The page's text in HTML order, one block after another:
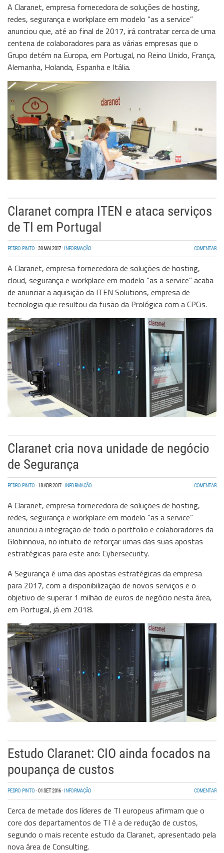
A Claranet, empresa fornecedora de soluções de hosting,
redes, segurança e workplace em modelo “as a service”
anunciou que, até ao final de 2017, irá contratar cerca de uma
centena de colaboradores para as várias empresas que o
Grupo detém na Europa, em Portugal, no Reino Unido, França,
Alemanha, Holanda, Espanha e Itália.
Claranet compra ITEN e ataca serviços
de TI em Portugal
PEDRO PINTO ·30 MAI 2017· INFORMAÇÃO COMENTAR
A Claranet, empresa fornecedora de soluções de hosting,
cloud, segurança e workplace em modelo “as a service” acaba
de anunciar a aquisição da ITEN Solutions, empresa de
tecnologia que resultou da fusão da Prológica com a CPCis.
Claranet cria nova unidade de negócio
de Segurança
PEDRO PINTO ·18 ABR 2017· INFORMAÇÃO COMENTAR
A Claranet, empresa fornecedora de soluções de hosting,
redes, segurança e workplace em modelo “as a service”
anunciou a integração de todo o portfolio e colaboradores da
Globinnova, no intuito de reforçar umas das suas apostas
estratégicas para este ano: Cybersecurity.
A Segurançaé uma das apostas estratégicas da empresa
para 2017, com a disponibilização de novos serviços e o
objetivo de superar 1 milhão de euros de negócio nesta área,
em Portugal, já em 2018.
Estudo Claranet: CIO ainda focados na
poupança de custos
PEDRO PINTO ·01 SET 2016· INFORMAÇÃO COMENTAR
Cerca de metade dos líderes de TI europeus afirmam que o
core dos departamentos de TI é a de redução de custos,
segundo o mais recente estudo da Claranet, apresentado pela
nova área de Consulting.